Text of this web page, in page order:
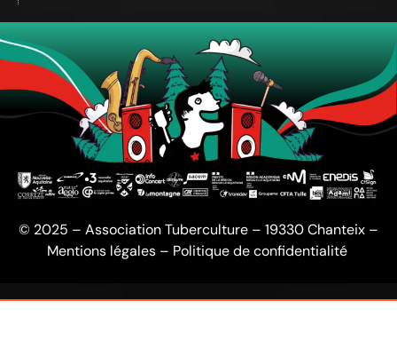
© 2025 – Association Tuberculture – 19330 Chanteix –
Mentions légales– Politique de confidentialité